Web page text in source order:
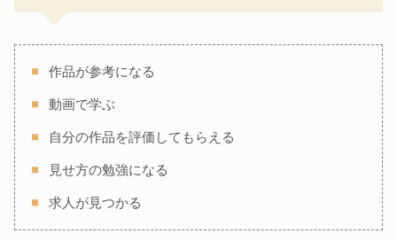
作品が参考になる
動画で学ぶ
自分の作品を評価してもらえる
見せ方の勉強になる
求人が見つかる